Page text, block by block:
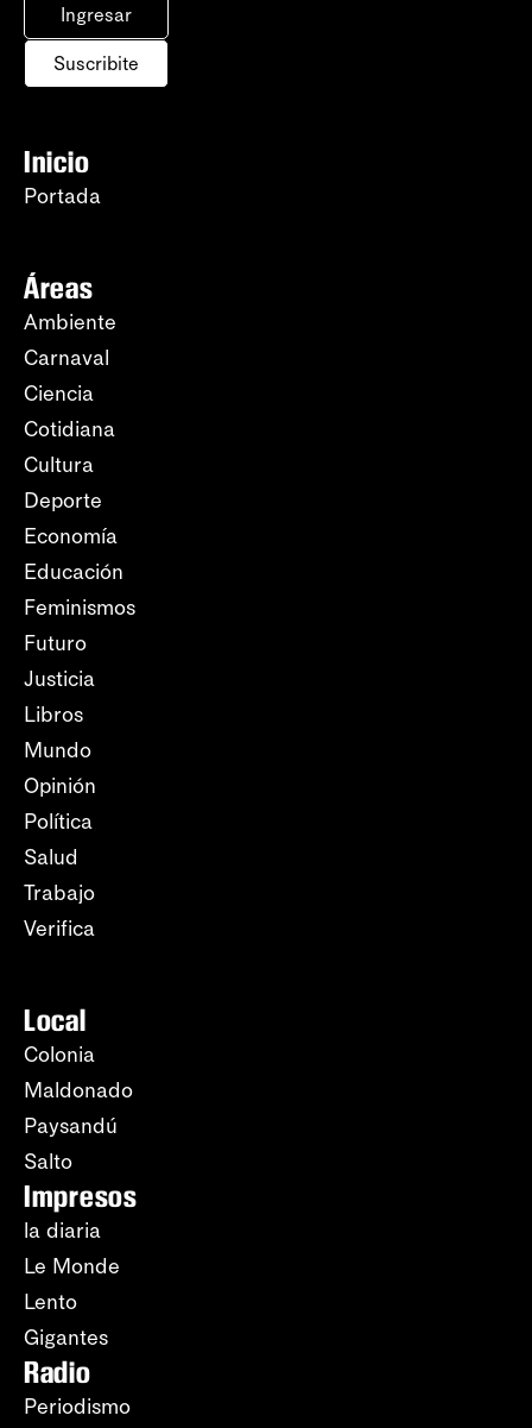
Ingresar
Suscribite
Inicio
Portada
Áreas
Ambiente
Carnaval
Ciencia
Cotidiana
Cultura
Deporte
Economía
Educación
Feminismos
Futuro
Justicia
Libros
Mundo
Opinión
Política
Salud
Trabajo
Verifica
Local
Colonia
Maldonado
Paysandú
Salto
Impresos
la diaria
Le Monde
Lento
Gigantes
Radio
Periodismo